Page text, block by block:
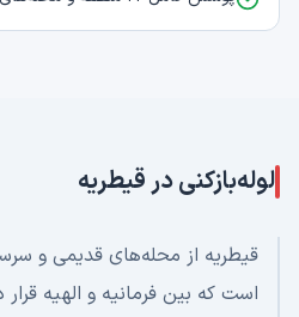
لوله‌بازکنی درقیطریه
است که بین فرمانیه و الهیه قرار